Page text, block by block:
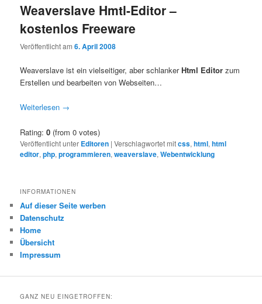
Weaverslave Hmtl-Editor –
kostenlos Freeware
Veröffentlicht am6. April 2008
Weaverslave ist ein vielseitiger, aber schlankerHtml Editor zum
Erstellen und bearbeiten von Webseiten…
Weiterlesen →
Rating:0 (from 0 votes)
Veröffentlicht unter Editoren |Verschlagwortet mitcss,html,html
editor,php,programmieren,weaverslave,Webentwicklung
INFORMATIONEN
Auf dieser Seite werben
Datenschutz
Home
Übersicht
Impressum
GANZ NEU EINGETROFFEN: